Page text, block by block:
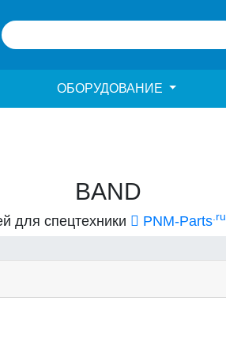
ОБОРУДОВАНИЕ
BAND
для спецтехники PNM-Parts.ru